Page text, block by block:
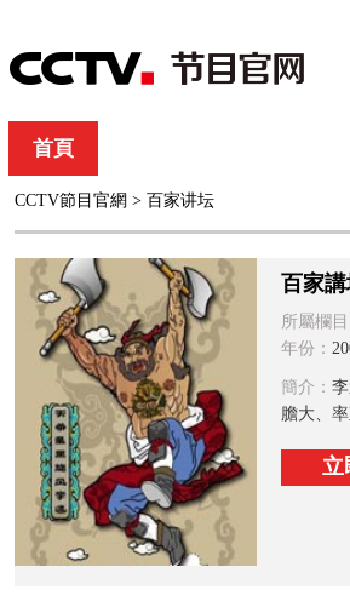
首頁
綜合 新聞 財經 綜藝
CCTV節目官網 > 百家讲坛
百家講
所屬欄目
年份：
簡介：
膽大、
立